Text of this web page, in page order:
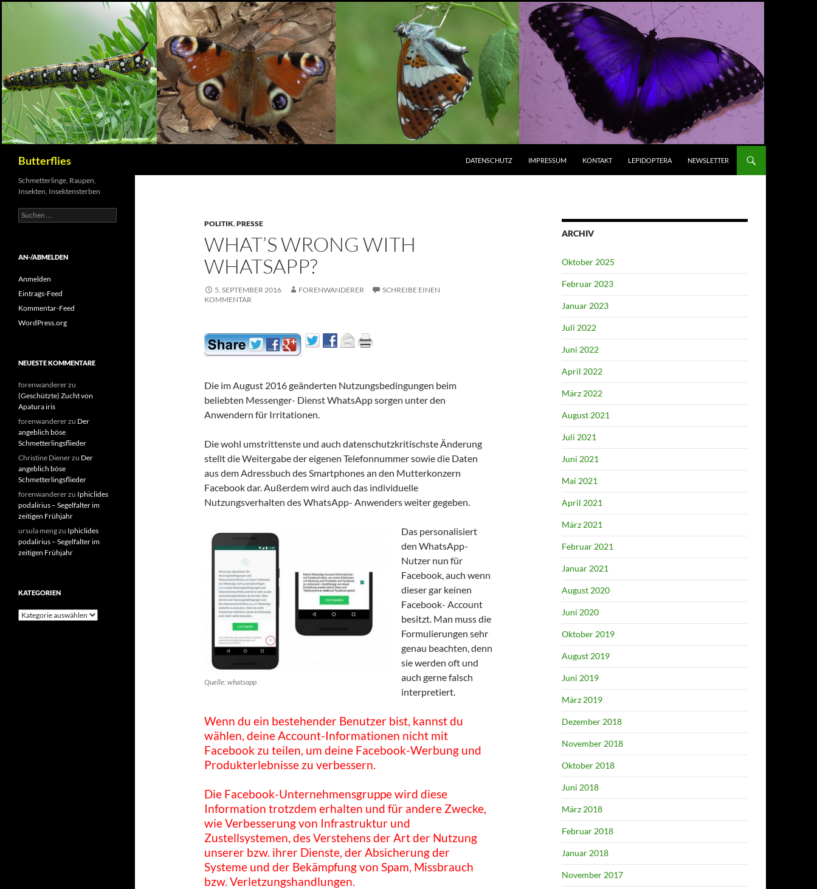
Butterflies
DATENSCHUTZ
IMPRESSUM KONTAKT LEPIDOPTERA NEWSLETTER
POLITIK,PRESSE
WHAT’S WRONG WITH
WHATSAPP?
5. SEPTEMBER 2016 FORENWANDERER
SCHREIBE EINEN
KOMMENTAR
Die im August 2016 geänderten Nutzungsbedingungen beim
beliebten Messenger- Dienst WhatsApp sorgen unter den
Anwendern für Irritationen.
Die wohl umstrittenste und auch datenschutzkritischste Änderung
stellt die Weitergabe der eigenen Telefonnummer sowie die Daten
aus dem Adressbuch des Smartphones an den Mutterkonzern
Facebook dar. Außerdem wird auch das individuelle
Nutzungsverhalten des WhatsApp- Anwenders weiter gegeben.
Quelle: whatsapp
Das personalisiert
den WhatsApp-
Nutzer nun für
Facebook, auch wenn
dieser gar keinen
Facebook- Account
besitzt. Man muss die
Formulierungen sehr
genau beachten, denn
sie werden oft und
auch gerne falsch
interpretiert.
Wenn du ein bestehender Benutzer bist, kannst du
wählen, deine Account-Informationen nicht mit
Facebook zu teilen, um deine Facebook-Werbung und
Produkterlebnisse zu verbessern.
Die Facebook-Unternehmensgruppe wird diese
Information trotzdem erhalten und für andere Zwecke,
wie Verbesserung von Infrastruktur und
Zustellsystemen, des Verstehens der Art der Nutzung
unserer bzw. ihrer Dienste, der Absicherung der
Systeme und der Bekämpfung von Spam, Missbrauch
bzw. Verletzungshandlungen.
ARCHIV
Oktober 2025
Februar 2023
Januar 2023
Juli 2022
Juni 2022
April 2022
März 2022
August 2021
Juli 2021
Juni 2021
Mai 2021
April 2021
März 2021
Februar 2021
Januar 2021
August 2020
Juni 2020
Oktober 2019
August 2019
Juni 2019
März 2019
Dezember 2018
November 2018
Oktober 2018
Juni 2018
März 2018
Februar 2018
Januar 2018
November 2017
Schmetterlinge, Raupen,
Insekten, Insektensterben
Suchen
nach:
AN-/ABMELDEN
Anmelden
Eintrags-Feed
Kommentar-Feed
WordPress.org
NEUESTE KOMMENTARE
forenwandererzu
(Geschützte) Zucht von
Apatura iris
forenwandererzu Der
angeblich böse
Schmetterlingsflieder
Christine Dienerzu Der
angeblich böse
Schmetterlingsflieder
forenwandererzu Iphiclides
podalirius – Segelfalter im
zeitigen Frühjahr
ursula mengzu Iphiclides
podalirius – Segelfalter im
zeitigen Frühjahr
KATEGORIEN
Kategorien